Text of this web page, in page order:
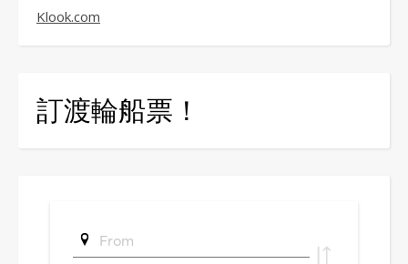
Klook.com
訂渡輪船票！